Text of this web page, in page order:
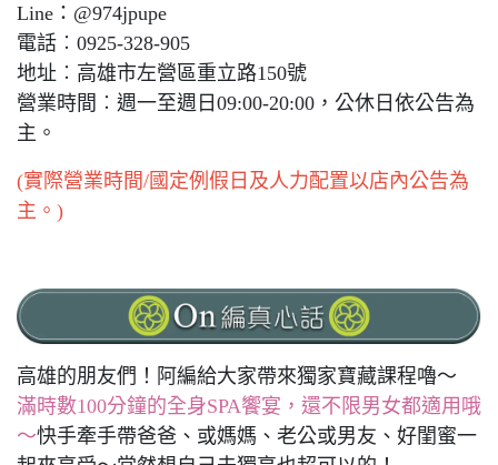
Line：@974jpupe
電話︰0925-328-905
地址︰高雄市左營區重立路150號
營業時間︰週一至週日09:00-20:00，公休日依公告為
主。
(實際營業時間/國定例假日及人力配置以店內公告為
主。)
高雄的朋友們！阿編給大家帶來獨家寶藏課程嚕～
滿時數100分鐘的全身SPA饗宴，還不限男女都適用哦
～快手牽手帶爸爸、或媽媽、老公或男友、好閨蜜一